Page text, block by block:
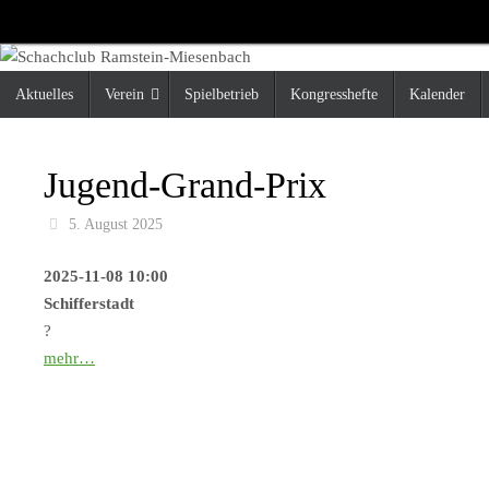
Inhalt
springen
Inhalt
Aktuelles Verein Spielbetrieb Kongresshefte Kalender
Jugend-Grand-Prix
5. August 2025
2025-11-08 10:00
Schifferstadt
?
mehr…